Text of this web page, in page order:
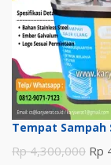
Rp 132.
Tempat Sampah
Rp4,300,000 Rp